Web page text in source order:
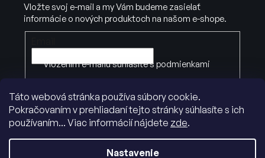
Táto webová stránka používa súbory cookie.
Pokračovaním v prehliadaní tejto stránky súhlasíte s ich
používaním... Viac informácií nájdete zde.
Nastavenie
Vložte svoj e-mail a my Vám budeme zasielať
informácie o nových produktoch na našom e-shope.
Vložením e-mailu súhlasíte s podmienkami
PRIHLÁSIŤ SA